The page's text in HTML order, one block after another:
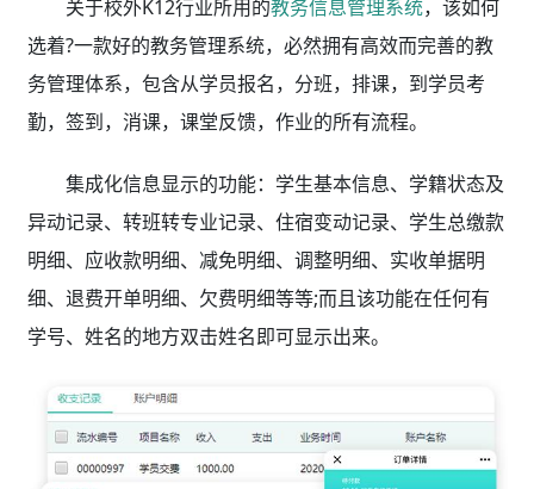
关于校外K12行业所用的教务信息管理系统，该如何
选着?一款好的教务管理系统，必然拥有高效而完善的教
务管理体系，包含从学员报名，分班，排课，到学员考
勤，签到，消课，课堂反馈，作业的所有流程。
集成化信息显示的功能：学生基本信息、学籍状态及
异动记录、转班转专业记录、住宿变动记录、学生总缴款
明细、应收款明细、减免明细、调整明细、实收单据明
细、退费开单明细、欠费明细等等;而且该功能在任何有
学号、姓名的地方双击姓名即可显示出来。